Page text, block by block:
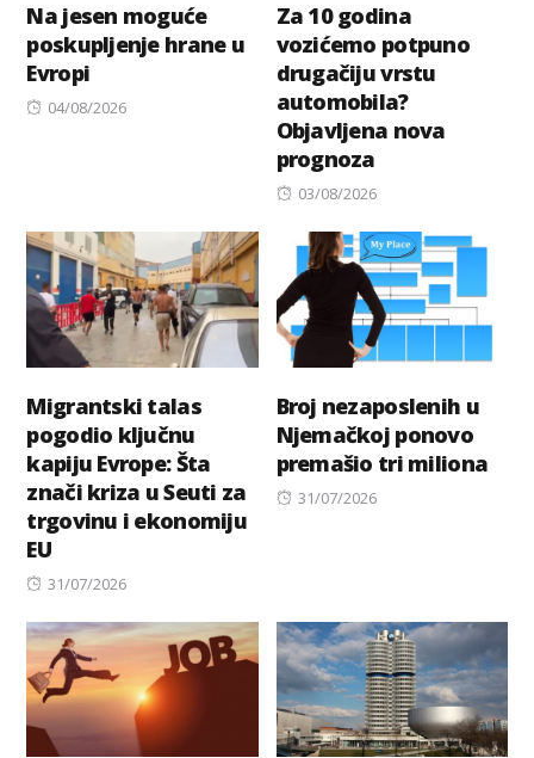
Na jesen moguće
poskupljenje hrane u
Evropi
Posted
04/08/2026
Za 10 godina
vozićemo potpuno
drugačiju vrstu
automobila?
Objavljena nova
prognoza
Posted
03/08/2026
Migrantski talas
pogodio ključnu
kapiju Evrope: Šta
znači kriza u Seuti za
trgovinu i ekonomiju
EU
Posted
31/07/2026
Broj nezaposlenih u
Njemačkoj ponovo
premašio tri miliona
Posted
31/07/2026